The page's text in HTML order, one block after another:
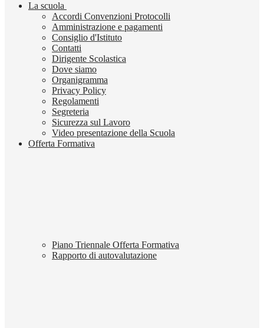
La scuola
Accordi Convenzioni Protocolli
Amministrazione e pagamenti
Consiglio d'Istituto
Contatti
Dirigente Scolastica
Dove siamo
Organigramma
Privacy Policy
Regolamenti
Segreteria
Sicurezza sul Lavoro
Video presentazione della Scuola
Offerta Formativa
Piano Triennale Offerta Formativa
Rapporto di autovalutazione